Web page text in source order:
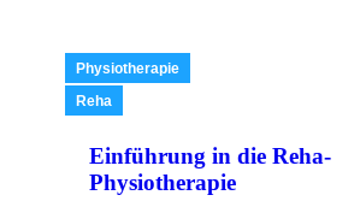
Physiotherapie
Reha
Einführung in die Reha-
Physiotherapie